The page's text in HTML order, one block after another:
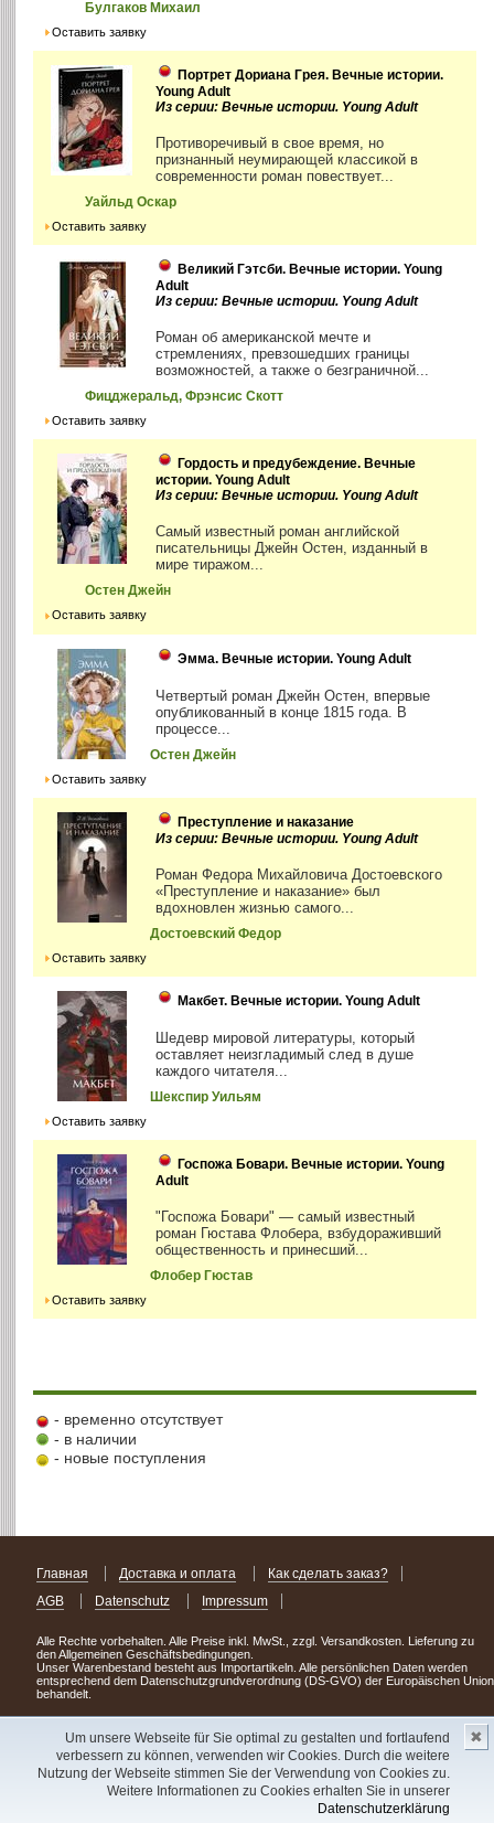
Um unsere Webseite für Sie optimal zu gestalten und fortlaufend
verbessern zu können, verwenden wir Cookies. Durch die weitere
Nutzung der Webseite stimmen Sie der Verwendung von Cookies zu.
Weitere Informationen zu Cookies erhalten Sie in unserer
Datenschutzerklärung
✖
Булгаков Михаил
Оставить заявку
Портрет Дориана Грея. Вечные истории.
Young Adult
Из серии: Вечные истории. Young Adult
Противоречивый в свое время, но
признанный неумирающей классикой в
современности роман повествует...
Уайльд Оскар
Оставить заявку
Великий Гэтсби. Вечные истории. Young
Adult
Из серии: Вечные истории. Young Adult
Роман об американской мечте и
стремлениях, превзошедших границы
возможностей, а также о безграничной...
Фицджеральд, Фрэнсис Скотт
Оставить заявку
Гордость и предубеждение. Вечные
истории. Young Adult
Из серии: Вечные истории. Young Adult
Самый известный роман английской
писательницы Джейн Остен, изданный в
мире тиражом...
Остен Джейн
Оставить заявку
Эмма. Вечные истории. Young Adult
Четвертый роман Джейн Остен, впервые
опубликованный в конце 1815 года. В
процессе...
Остен Джейн
Оставить заявку
Преступление и наказание
Из серии: Вечные истории. Young Adult
Роман Федора Михайловича Достоевского
«Преступление и наказание» был
вдохновлен жизнью самого...
Достоевский Федор
Оставить заявку
Макбет. Вечные истории. Young Adult
Шедевр мировой литературы, который
оставляет неизгладимый след в душе
каждого читателя...
Шекспир Уильям
Оставить заявку
Госпожа Бовари. Вечные истории. Young
Adult
"Госпожа Бовари" — самый известный
роман Гюстава Флобера, взбудораживший
общественность и принесший...
Флобер Гюстав
Оставить заявку
- временно отсутствует
- в наличии
- новые поступления
Главная Доставка и оплата
Как сделать заказ?
AGB
Datenschutz Impressum
Alle Rechte vorbehalten. Alle Preise inkl. MwSt., zzgl. Versandkosten. Lieferung zu
den Allgemeinen Geschäftsbedingungen.
Unser Warenbestand besteht aus Importartikeln. Alle persönlichen Daten werden
entsprechend dem Datenschutzgrundverordnung (DS-GVO) der Europäischen Union
behandelt.
Сделав заказ сегодня, уже через день или два Вы можете стать обладателем
НОВИНКИ из Германии! Удачного поиска!
Copyright 2003 - 2023 © Express-Kniga
V.A.Vorobiev